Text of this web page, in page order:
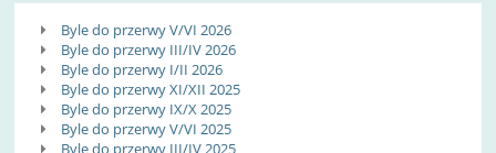
Gazetka
Szkolna
Byle do przerwy V/VI 2026
Byle do przerwy III/IV 2026
Byle do przerwy I/II 2026
Byle do przerwy XI/XII 2025
Byle do przerwy IX/X 2025
Byle do przerwy V/VI 2025